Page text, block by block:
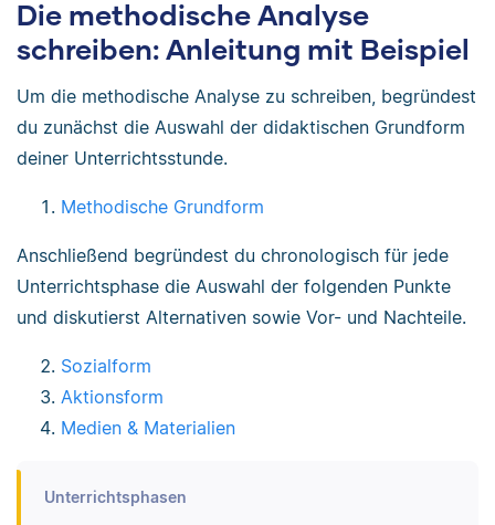
Die methodische Analyse
schreiben: Anleitung mit Beispiel
Um die methodische Analyse zu schreiben, begründest
du zunächst die Auswahl der didaktischen Grundform
deiner Unterrichtsstunde.
Methodische Grundform
Anschließend begründest du chronologisch für jede
Unterrichtsphase die Auswahl der folgenden Punkte
und diskutierst Alternativen sowie Vor- und Nachteile.
Sozialform
Aktionsform
Medien & Materialien
Unterrichtsphasen